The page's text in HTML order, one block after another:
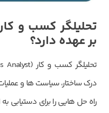
تحلیلگر کسب و
بر عهده دارد؟
درک ساختار، سیاست ها و
راه حل هایی را برای دستیابی